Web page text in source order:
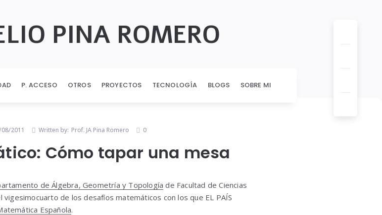
PINA ROMERO
P. ACCESO OTROS PROYECTOS TECNOLOGÍA BLOGS SOBRE MI
2011 Written by: Prof. JA Pina Romero 0
Cómo tapar una mesa
de Álgebra, Geometría y Topología de Facultad de Ciencias
de los desafíos matemáticos con los que EL PAÍS
Española.